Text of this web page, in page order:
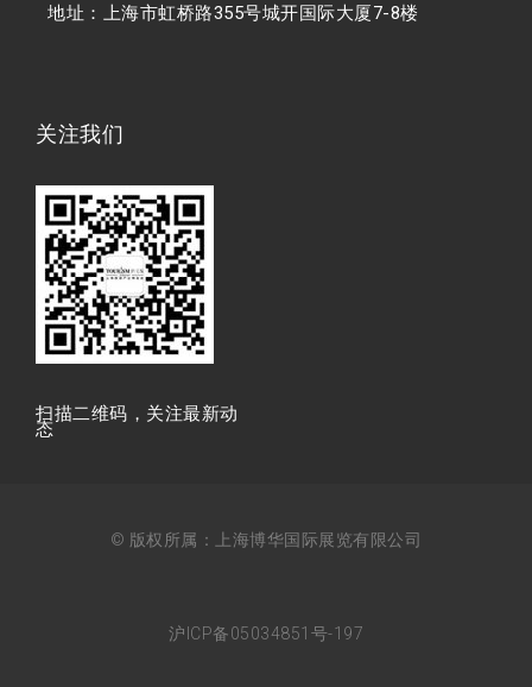
地址：上海市虹桥路355号城开国际大厦7-8楼
关注我们
扫描⼆维码，关注最新动
态
© 版权所属：上海博华国际展览有限公司
沪ICP备05034851号-197